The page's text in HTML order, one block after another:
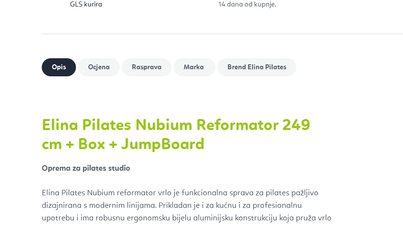
GLS kurira
14 dana od kupnje.
Brend Elina Pilates
Elina Pilates Nubium Reformator 249
cm + Box + JumpBoard
Oprema za pilates studio
Elina Pilates Nubium reformator vrlo je funkcionalna sprava za pilates pažljivo
dizajnirana s modernim linijama. Prikladan je i za kućnu i za profesionalnu
upotrebu i ima robusnu ergonomsku bijelu aluminijsku konstrukciju koja pruža vrlo